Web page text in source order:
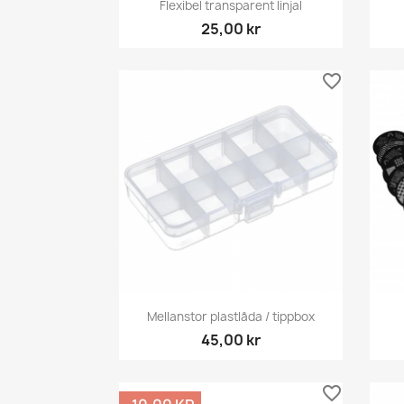
Flexibel transparent linjal
25,00 kr
Snabbvy
Mellanstor plastlåda / tippbox
45,00 kr
favorite_border
favorite_border